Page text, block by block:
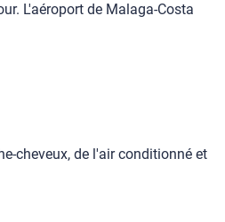
L'aéroport de Malaga-Costa
cheveux, de l'air conditionné et